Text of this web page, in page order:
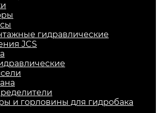
гидравлические
JCS
и горловины для гидробака